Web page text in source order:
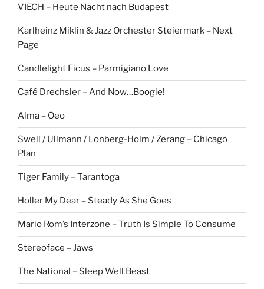
VIECH – Heute Nacht nach Budapest
Karlheinz Miklin & Jazz Orchester Steiermark – Next
Page
Candlelight Ficus – Parmigiano Love
Café Drechsler – And Now…Boogie!
Alma – Oeo
Swell / Ullmann / Lonberg-Holm / Zerang – Chicago
Plan
Tiger Family – Tarantoga
Holler My Dear – Steady As She Goes
Mario Rom’s Interzone – Truth Is Simple To Consume
Stereoface – Jaws
The National – Sleep Well Beast